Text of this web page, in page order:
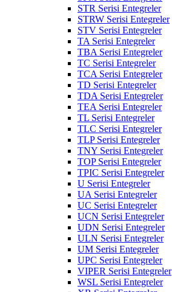
STR Serisi Entegreler
STRW Serisi Entegreler
STV Serisi Entegreler
TA Serisi Entegreler
TBA Serisi Entegreler
TC Serisi Entegreler
TCA Serisi Entegreler
TD Serisi Entegreler
TDA Serisi Entegreler
TEA Serisi Entegreler
TL Serisi Entegreler
TLC Serisi Entegreler
TLP Serisi Entegreler
TNY Serisi Entegreler
TOP Serisi Entegreler
TPIC Serisi Entegreler
U Serisi Entegreler
UA Serisi Entegreler
UC Serisi Entegreler
UCN Serisi Entegreler
UDN Serisi Entegreler
ULN Serisi Entegreler
UM Serisi Entegreler
UPC Serisi Entegreler
VIPER Serisi Entegreler
WSL Serisi Entegreler